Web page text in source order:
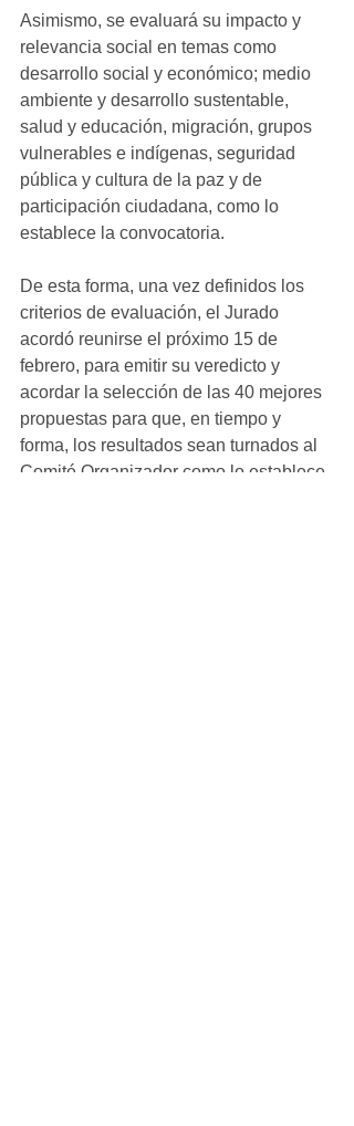
Asimismo, se evaluará su impacto y
relevancia social en temas como
desarrollo social y económico; medio
ambiente y desarrollo sustentable,
salud y educación, migración, grupos
vulnerables e indígenas, seguridad
pública y cultura de la paz y de
participación ciudadana, como lo
establece la convocatoria.
De esta forma, una vez definidos los
criterios de evaluación, el Jurado
acordó reunirse el próximo 15 de
febrero, para emitir su veredicto y
acordar la selección de las 40 mejores
propuestas para que, en tiempo y
forma, los resultados sean turnados al
Comité Organizador como lo establece